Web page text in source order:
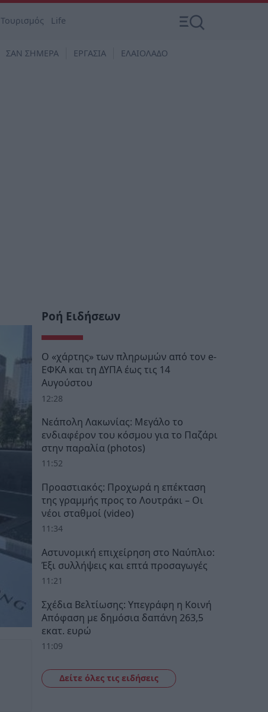
Τουρισμός Life
ΣΑΝ ΣΗΜΕΡΑ ΕΡΓΑΣΙΑ ΕΛΑΙΟΛΑΔΟ
Ροή Ειδήσεων
Ο «χάρτης» των πληρωμών από τον e-
ΕΦΚΑ και τη ΔΥΠΑ έως τις 14
Αυγούστου
12:28
Νεάπολη Λακωνίας: Μεγάλο το
ενδιαφέρον του κόσμου για το Παζάρι
στην παραλία (photos)
11:52
Προαστιακός: Προχωρά η επέκταση
της γραμμής προς το Λουτράκι – Οι
νέοι σταθμοί (video)
11:34
Αστυνομική επιχείρηση στο Ναύπλιο:
Έξι συλλήψεις και επτά προσαγωγές
11:21
Σχέδια Βελτίωσης: Υπεγράφη η Κοινή
Απόφαση με δημόσια δαπάνη 263,5
εκατ. ευρώ
11:09
Δείτε όλες τις ειδήσεις